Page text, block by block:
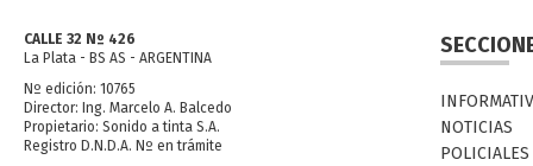
CALLE 32 Nº 426
La Plata - BS AS - ARGENTINA
Nº edición: 10765
Director: Ing. Marcelo A. Balcedo
Propietario: Sonido a tinta S.A.
Registro D.N.D.A. Nº en trámite
NOTICIAS
POLICIALES